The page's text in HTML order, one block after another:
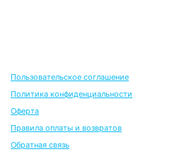
Пользовательское соглашение
Политика конфиденциальности
Оферта
Правила оплаты и возвратов
Обратная связь